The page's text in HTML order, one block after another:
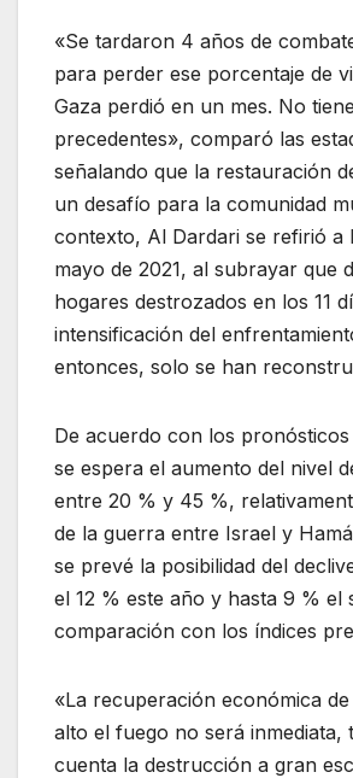
«Se tardaron 4 años de
para perder ese porcentaje de
Gaza perdió en un mes. No tiene
precedentes», comparó las
señalando que la restauración
un desafío para la comunidad
contexto, Al Dardari se refirió a
mayo de 2021, al subrayar que
hogares destrozados en los 11
intensificación del
entonces, solo se han
De acuerdo con los
se espera el aumento del nivel
entre 20 % y 45 %,
de la guerra entre Israel y
se prevé la posibilidad del
el 12 % este año y hasta 9 % el
comparación con los índices
«La recuperación económica
alto el fuego no será inmediata,
cuenta la destrucción a gran